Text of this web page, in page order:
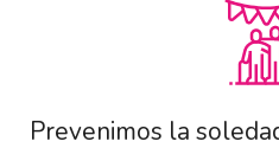
Prevenimos la